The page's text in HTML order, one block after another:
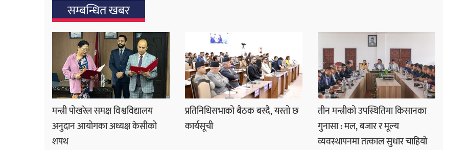
सम्बन्धित खबर
मन्त्री पोखरेल समक्ष विश्वविद्यालय
अनुदान आयोगका अध्यक्ष केसीको
शपथ
प्रतिनिधिसभाको बैठक बस्दै, यस्तो छ
कार्यसूची
तीन मन्त्रीको उपस्थितिमा किसानका
गुनासा : मल, बजार र मूल्य
व्यवस्थापनमा तत्काल सुधार चाहियो